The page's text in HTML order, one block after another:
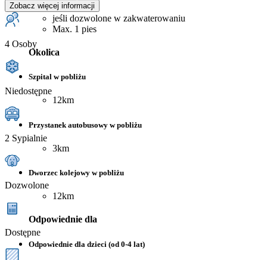
jeśli dozwolone w zakwaterowaniu
Max. 1 pies
Okolica
Szpital w pobliżu
12km
Przystanek autobusowy w pobliżu
3km
Dworzec kolejowy w pobliżu
12km
Odpowiednie dla
Odpowiednie dla dzieci (od 0-4 lat)
Zobacz więcej informacji
4 Osoby
Niedostępne
2 Sypialnie
Dozwolone
Dostępne